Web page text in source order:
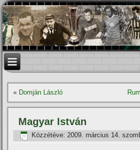
« Domján László
Magyar István
Közzétéve: 2009. március 14.